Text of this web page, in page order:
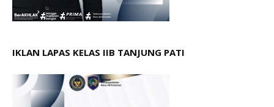
IKLAN LAPAS KELAS IIB TANJUNG PATI